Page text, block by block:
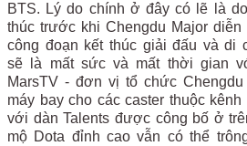
BTS. Lý do chính ở đây có lẽ là
thúc trước khi Chengdu Major diễn
công đoạn kết thúc giải đấu và di
sẽ là mất sức và mất thời gian
MarsTV - đơn vị tổ chức
máy bay cho các caster thuộc
với dàn Talents được công bố ở
mộ Dota đỉnh cao vẫn có thể